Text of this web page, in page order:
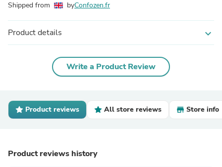
Shipped from byConfozen.fr
Product details expand_more
Write a Product Review
Product reviews All store reviews Store info
Product reviews history